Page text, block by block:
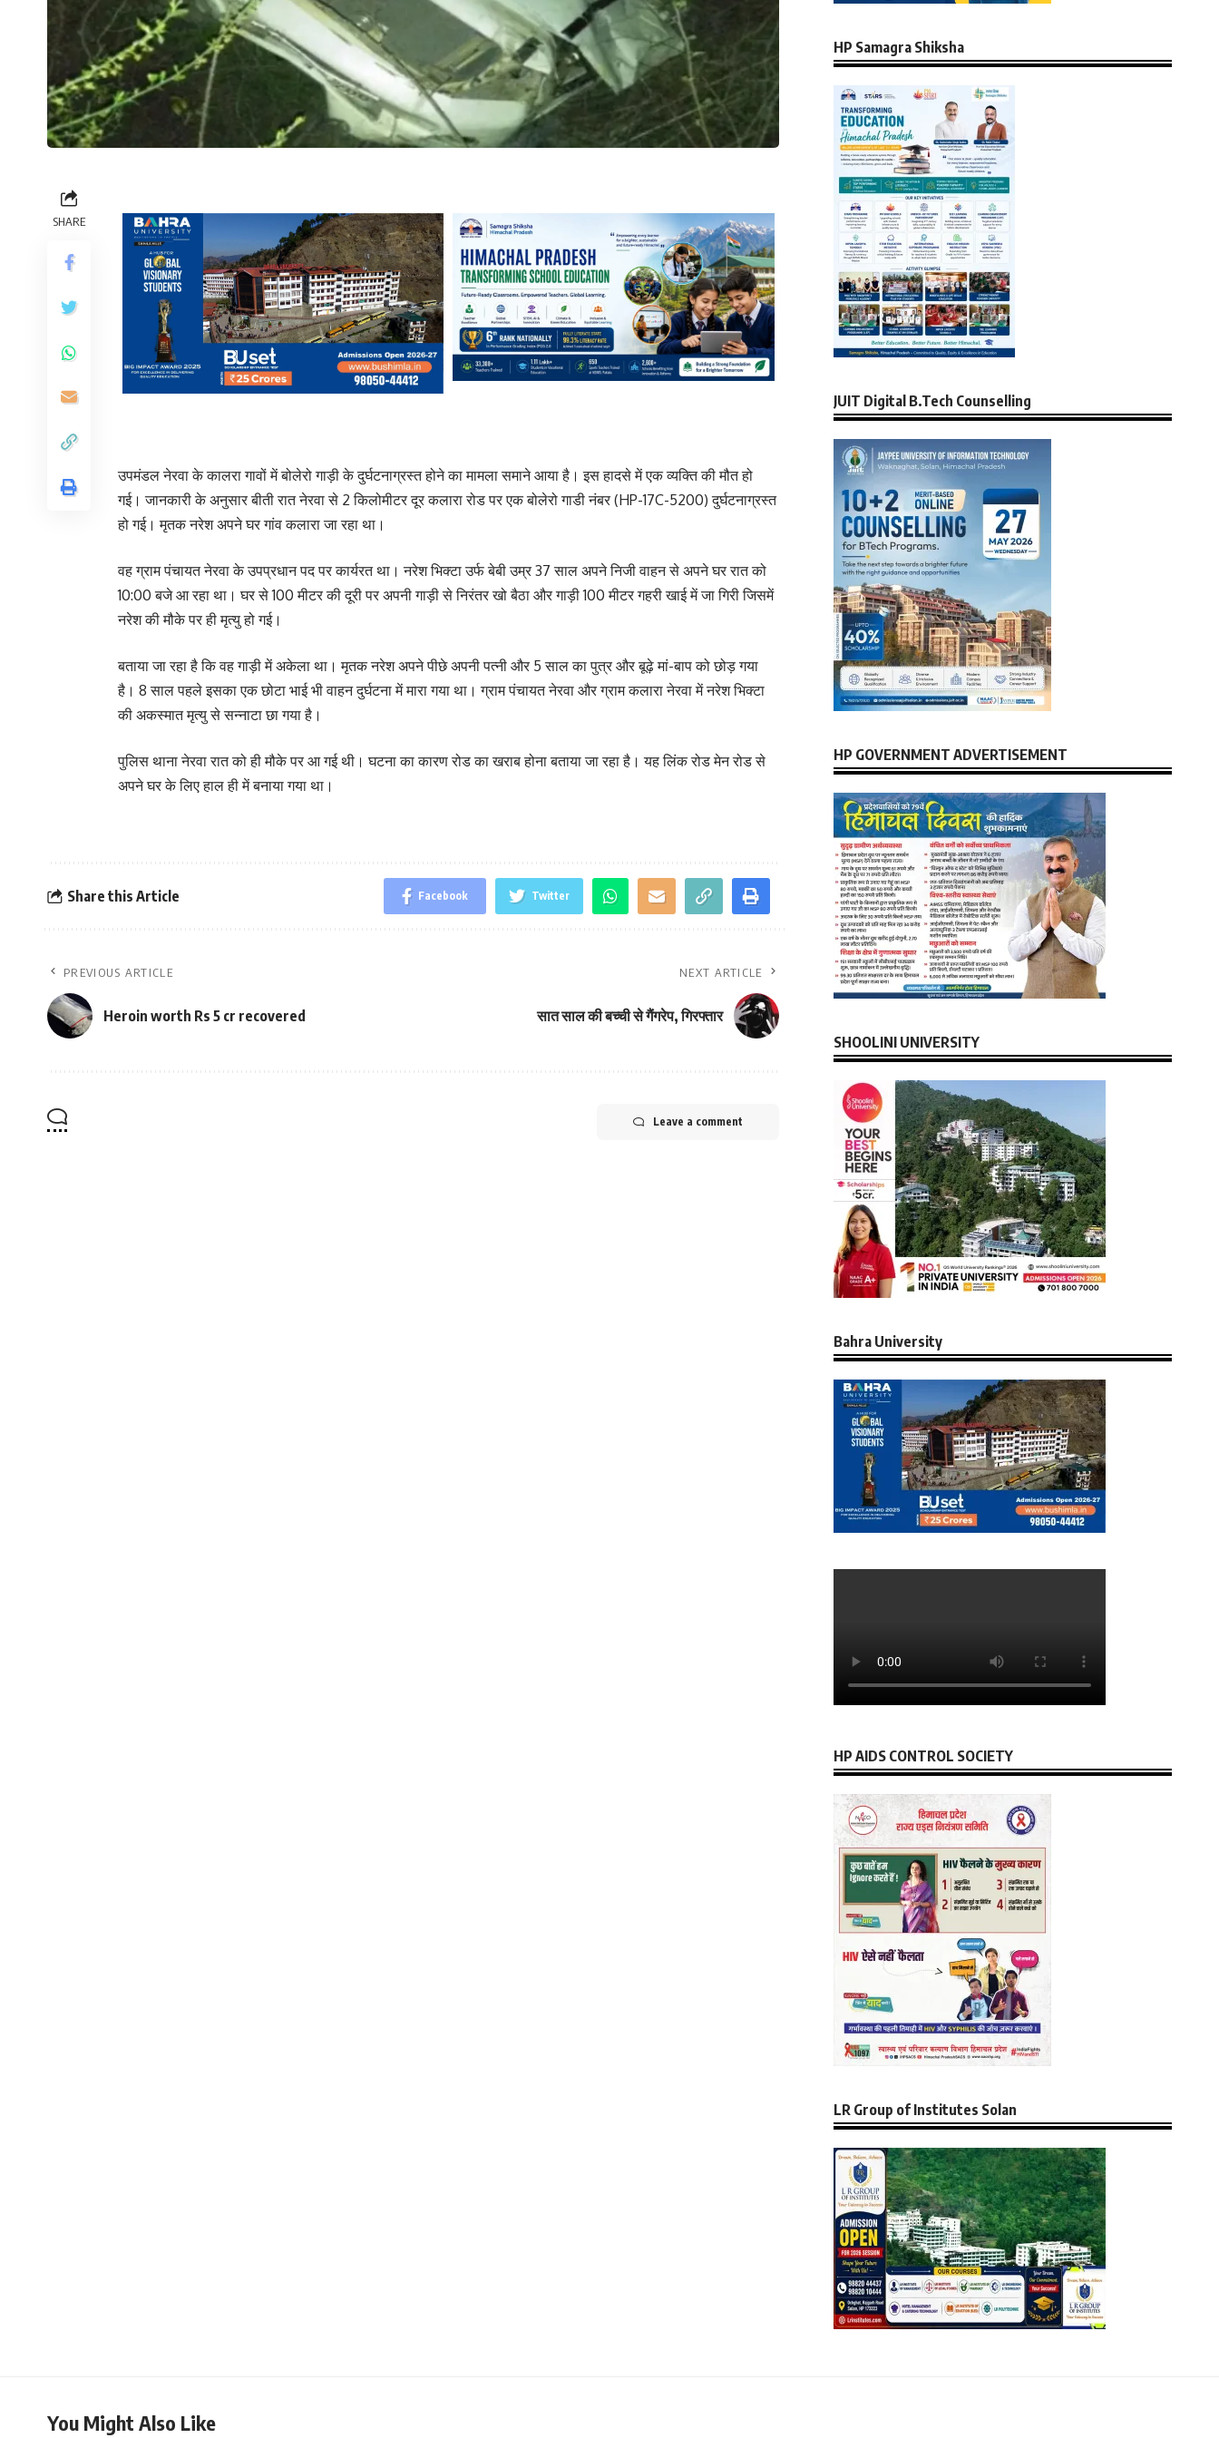
SHARE
उपमंडल नेरवा के कालरा गावों में बोलेरो गाड़ी के दुर्घटनाग्रस्त होने का मामला समाने आया है। इस हादसे में एक व्यक्ति की मौत हो
गई। जानकारी के अनुसार बीती रात नेरवा से 2 किलोमीटर दूर कलारा रोड पर एक बोलेरो गाडी नंबर (HP-17C-5200) दुर्घटनाग्रस्त
हो गई। मृतक नरेश अपने घर गांव कलारा जा रहा था।
वह ग्राम पंचायत नेरवा के उपप्रधान पद पर कार्यरत था। नरेश भिक्टा उर्फ बेबी उम्र 37 साल अपने निजी वाहन से अपने घर रात को
10:00 बजे आ रहा था। घर से 100 मीटर की दूरी पर अपनी गाड़ी से निरंतर खो बैठा और गाड़ी 100 मीटर गहरी खाई में जा गिरी जिसमें
नरेश की मौके पर ही मृत्यु हो गई।
बताया जा रहा है कि वह गाड़ी में अकेला था। मृतक नरेश अपने पीछे अपनी पत्नी और 5 साल का पुत्र और बूढ़े मां-बाप को छोड़ गया
है। 8 साल पहले इसका एक छोटा भाई भी वाहन दुर्घटना में मारा गया था। ग्राम पंचायत नेरवा और ग्राम कलारा नेरवा में नरेश भिक्टा
की अकस्मात मृत्यु से सन्नाटा छा गया है।
पुलिस थाना नेरवा रात को ही मौके पर आ गई थी। घटना का कारण रोड का खराब होना बताया जा रहा है। यह लिंक रोड मेन रोड से
अपने घर के लिए हाल ही में बनाया गया था।
Share this Article Facebook Twitter
PREVIOUS ARTICLE
Heroin worth Rs 5 cr recovered
NEXT ARTICLE
सात साल की बच्ची से गैंगरेप, गिरफ्तार
Leave a comment
HP Samagra Shiksha
JUIT Digital B.Tech Counselling
HP GOVERNMENT ADVERTISEMENT
SHOOLINI UNIVERSITY
Bahra University
HP AIDS CONTROL SOCIETY
LR Group of Institutes Solan
You Might Also Like